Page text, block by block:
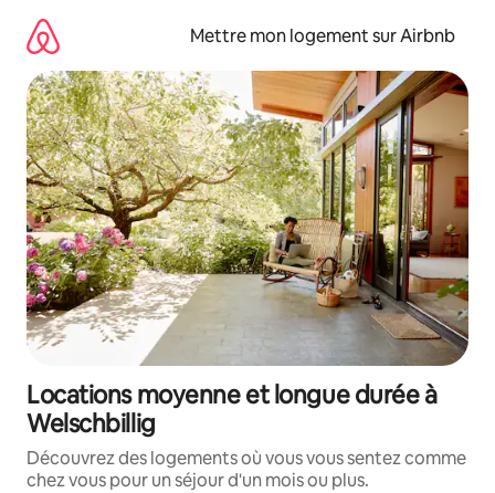
directement
contenu
Mettre mon logement sur Airbnb
Locations moyenne et longue durée à
Welschbillig
Découvrez des logements où vous vous sentez comme
chez vous pour un séjour d'un mois ou plus.